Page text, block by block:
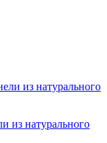
из натурального